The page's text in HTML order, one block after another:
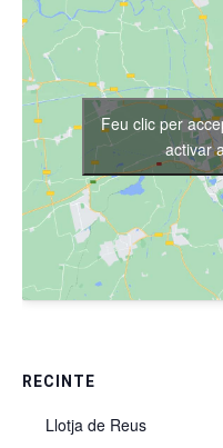
RECINTE
Llotja de Reus
Feu clic per
activar